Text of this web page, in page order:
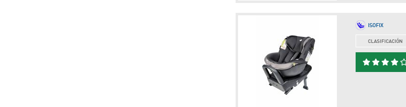
ISOFIX
CLASIFICACIÓN